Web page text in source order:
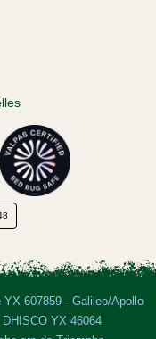
607859 - Galileo/Apollo
YX 46064